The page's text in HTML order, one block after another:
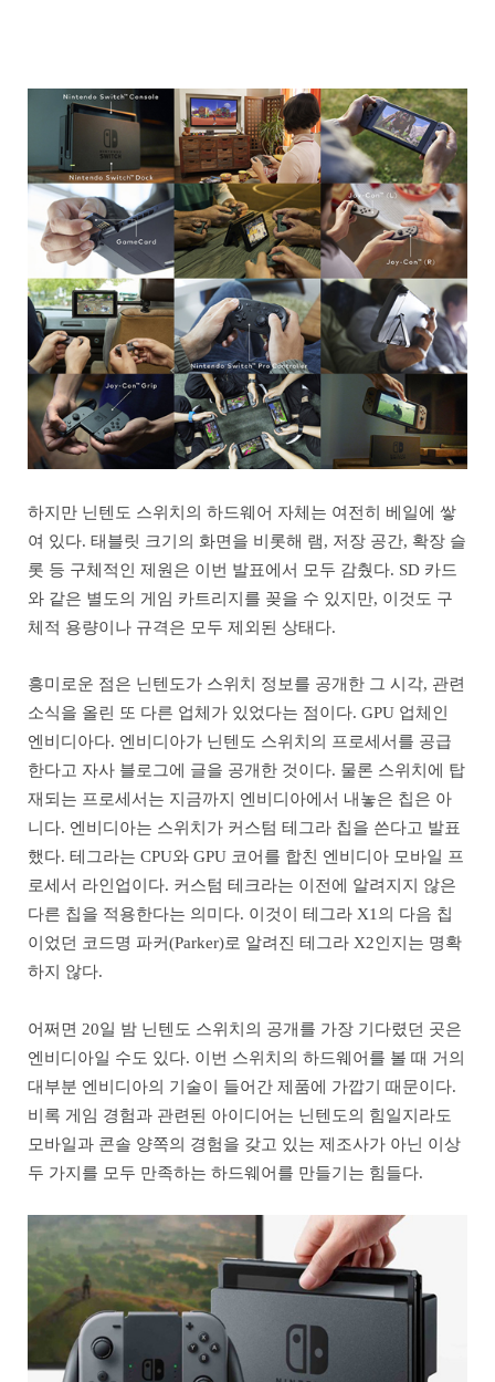
하지만 닌텐도 스위치의 하드웨어 자체는 여전히 베일에 쌓
여 있다. 태블릿 크기의 화면을 비롯해 램, 저장 공간, 확장 슬
롯 등 구체적인 제원은 이번 발표에서 모두 감췄다. SD 카드
와 같은 별도의 게임 카트리지를 꽂을 수 있지만, 이것도 구
체적 용량이나 규격은 모두 제외된 상태다.
흥미로운 점은 닌텐도가 스위치 정보를 공개한 그 시각, 관련
소식을 올린 또 다른 업체가 있었다는 점이다. GPU 업체인
엔비디아다. 엔비디아가 닌텐도 스위치의 프로세서를 공급
한다고 자사 블로그에 글을 공개한 것이다. 물론 스위치에 탑
재되는 프로세서는 지금까지 엔비디아에서 내놓은 칩은 아
니다. 엔비디아는 스위치가 커스텀 테그라 칩을 쓴다고 발표
했다. 테그라는 CPU와 GPU 코어를 합친 엔비디아 모바일 프
로세서 라인업이다. 커스텀 테크라는 이전에 알려지지 않은
다른 칩을 적용한다는 의미다. 이것이 테그라 X1의 다음 칩
이었던 코드명 파커(Parker)로 알려진 테그라 X2인지는 명확
하지 않다.
어쩌면 20일 밤 닌텐도 스위치의 공개를 가장 기다렸던 곳은
엔비디아일 수도 있다. 이번 스위치의 하드웨어를 볼 때 거의
대부분 엔비디아의 기술이 들어간 제품에 가깝기 때문이다.
비록 게임 경험과 관련된 아이디어는 닌텐도의 힘일지라도
모바일과 콘솔 양쪽의 경험을 갖고 있는 제조사가 아닌 이상
두 가지를 모두 만족하는 하드웨어를 만들기는 힘들다.